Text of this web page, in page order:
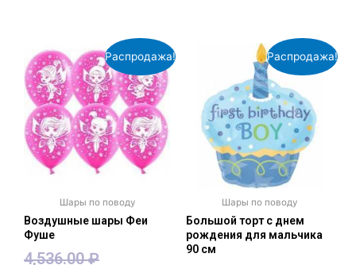
Распродажа!
Шары по поводу
Воздушные шары Феи
Фуше
4,536.00₽
Распродажа!
Шары по поводу
Большой торт с днем
рождения для мальчика
90 см